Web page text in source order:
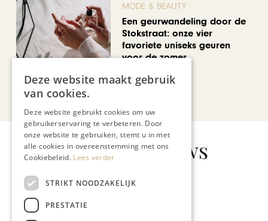
MODE & BEAUTY
Een geurwandeling door de
Stokstraat: onze vier
favoriete uniseks geuren
voor de zomer
Bekijk alle artikelen
Gerelateerd nieuws
Deze website maakt gebruik
van cookies.
Deze website gebruikt cookies om uw
gebruikerservaring te verbeteren. Door
onze website te gebruiken, stemt u in met
alle cookies in overeenstemming met ons
Cookiebeleid. Lees verder
STRIKT NOODZAKELIJK
PRESTATIE